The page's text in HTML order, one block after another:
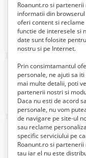
Roanunt.ro si
informatii din
oferi content si
functie de interesele si
date sunt folosite
nostru si pe Internet.
Prin consimtamantul
personale, ne ajuti sa
mai multe detalii, poti
partenerii nostri si
Daca nu esti de acord
personale, nu vom
de navigare pe site-ul
sau reclame
specific serviciului pe
Roanunt.ro si
tau iar el nu este